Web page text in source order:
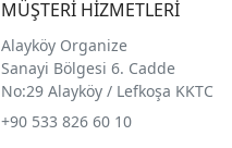
MÜŞTERİ HİZMETLERİ
Alayköy Organize
Sanayi Bölgesi 6. Cadde
No:29 Alayköy / Lefkoşa KKTC
+90 533 826 60 10